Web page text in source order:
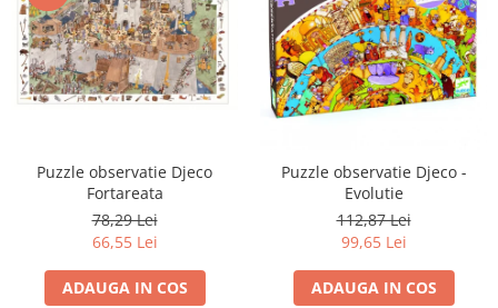
Puzzle observatie Djeco
Fortareata
78,29 Lei
66,55 Lei
ADAUGA IN COS
Puzzle observatie Djeco -
Evolutie
112,87 Lei
99,65 Lei
ADAUGA IN COS